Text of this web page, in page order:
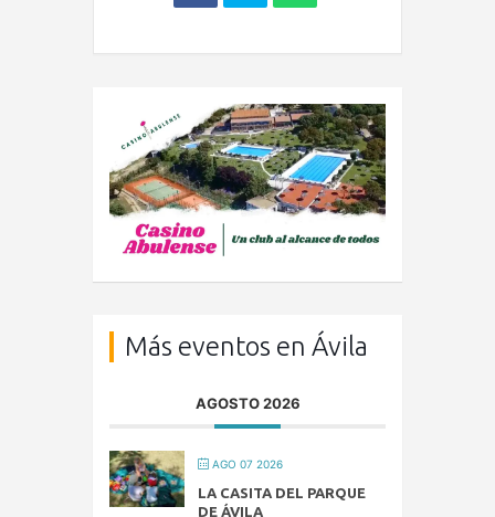
Más eventos en Ávila
AGOSTO 2026
AGO 07 2026
LA CASITA DEL PARQUE
DE ÁVILA